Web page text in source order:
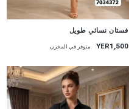
جديد
فستان نسائي طويل
YER1,500 متوفر في المخزن